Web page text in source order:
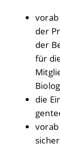
der
der
für
die